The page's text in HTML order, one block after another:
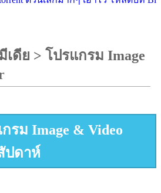
เดีย > โปรแกรม Image
รม Image & Video
ปดาห์